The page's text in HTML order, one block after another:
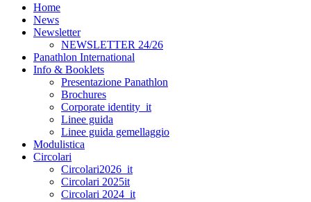
Home
News
Newsletter
NEWSLETTER 24/26
Panathlon International
Info & Booklets
Presentazione Panathlon
Brochures
Corporate identity_it
Linee guida
Linee guida gemellaggio
Modulistica
Circolari
Circolari2026_it
Circolari 2025it
Circolari 2024_it